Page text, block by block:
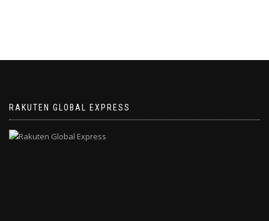
RAKUTEN GLOBAL EXPRESS